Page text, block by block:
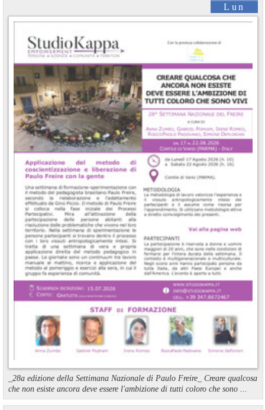
Lun
_28a edizione della Settimana Nazionale di Paulo Freire_ Creare qualcosa
che non esiste ancora deve essere l'ambizione di tutti coloro che sono ...